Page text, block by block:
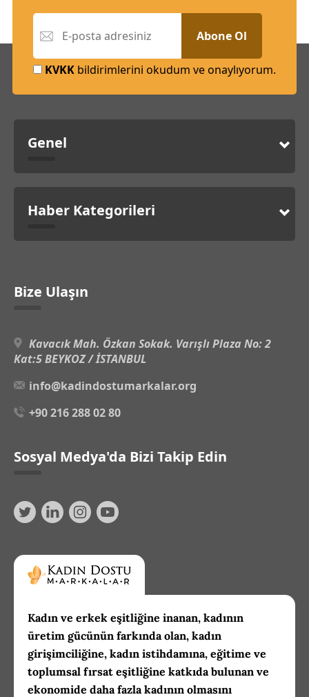
Abone Ol
KVKK bildirimlerini okudum ve onaylıyorum.
Genel
Haber Kategorileri
Bize Ulaşın
Kavacık Mah. Özkan Sokak. Varışlı Plaza No: 2
Kat:5 BEYKOZ / İSTANBUL
info@kadindostumarkalar.org
+90 216 288 02 80
Sosyal Medya'da Bizi Takip Edin
Kadın ve erkek eşitliğine inanan, kadının
üretim gücünün farkında olan, kadın
girişimciliğine, kadın istihdamına, eğitime ve
toplumsal fırsat eşitliğine katkıda bulunan ve
ekonomide daha fazla kadının olmasını